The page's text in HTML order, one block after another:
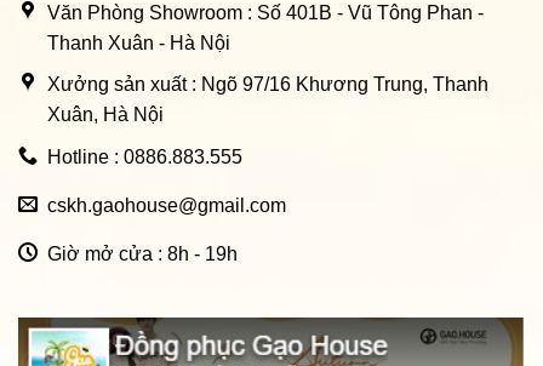
Văn Phòng Showroom : Số 401B - Vũ Tông Phan -
Thanh Xuân - Hà Nội
Xưởng sản xuất : Ngõ 97/16 Khương Trung, Thanh
Xuân, Hà Nội
Hotline : 0886.883.555
cskh.gaohouse@gmail.com
Giờ mở cửa : 8h - 19h